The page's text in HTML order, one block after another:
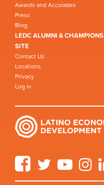
Awards and Accolades
Press
Blog
LEDC ALUMNI &
SITE
Contact Us
Locations
Privacy
Log in
FacebookTwitter YouTube